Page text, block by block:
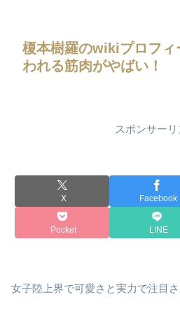
榎本樹羅のwikiプロフィ
われる筋肉がやばい！
スポンサーリ
X Facebook
Pocket LINE
女子陸上界で可愛さと実力で注目